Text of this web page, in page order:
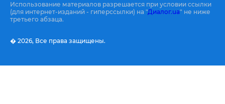
Использование материалов разрешается при условии ссылки
(для интернет-изданий - гиперссылки) на "Диалог.ua" не ниже
третьего абзаца.
� 2026, Все права защищены.